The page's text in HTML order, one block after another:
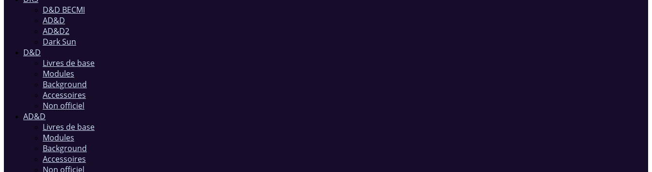
D&D BECMI
AD&D
AD&D2
Dark Sun
D&D
Livres de base
Modules
Background
Accessoires
Non officiel
AD&D
Livres de base
Modules
Background
Accessoires
Non officiel